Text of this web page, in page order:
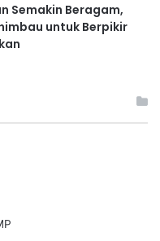
Semakin Beragam,
untuk Berpikir